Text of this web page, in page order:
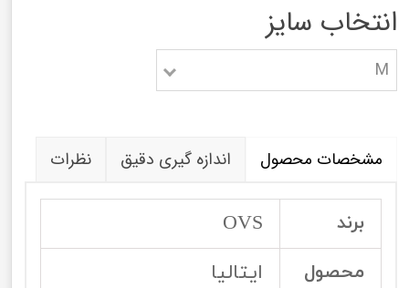
انتخاب سایز
M
مشخصات محصول اندازه گیری دقیق نظرات
برند OVS
محصول ایتالیا